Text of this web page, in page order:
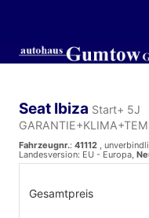
Seat Ibiza Start+ 5J
Fahrzeugnr.: 41112 ,
Landesversion: EU - Europa,
Gesamtpreis